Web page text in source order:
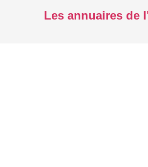
Les annuaires de